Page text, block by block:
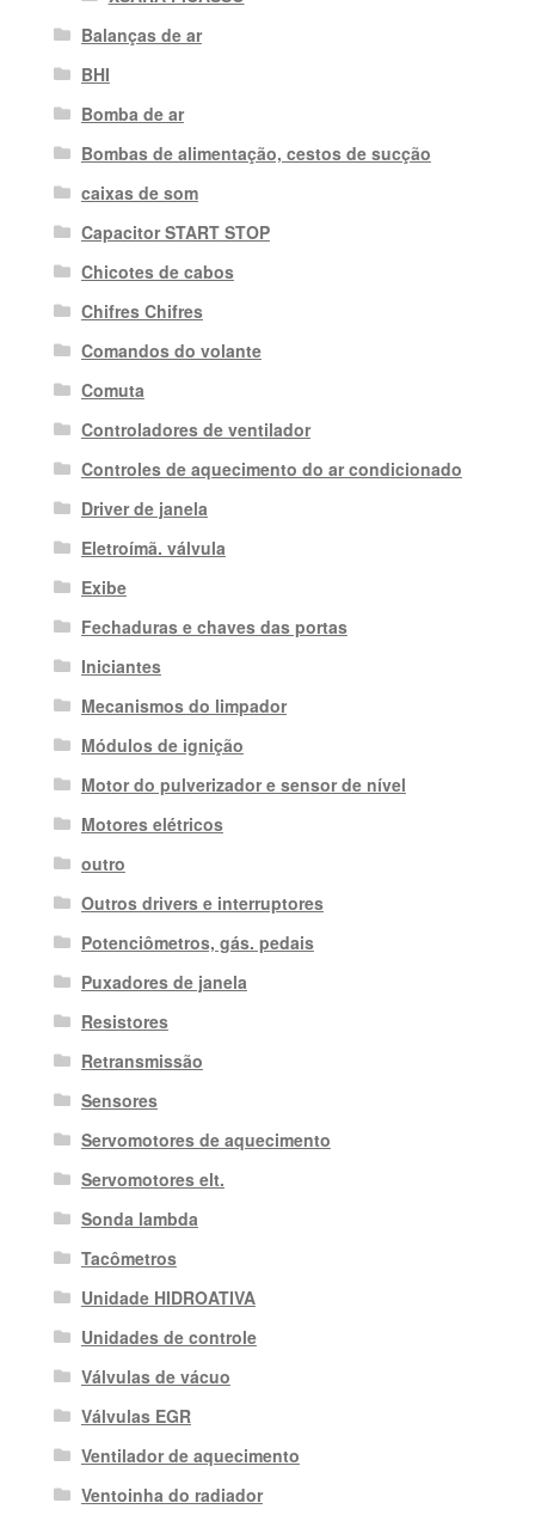
Balanças de ar
BHI
Bomba de ar
Bombas de alimentação, cestos de sucção
caixas de som
Capacitor START STOP
Chicotes de cabos
Chifres Chifres
Comandos do volante
Comuta
Controladores de ventilador
Controles de aquecimento do ar condicionado
Driver de janela
Eletroímã. válvula
Exibe
Fechaduras e chaves das portas
Iniciantes
Mecanismos do limpador
Módulos de ignição
Motor do pulverizador e sensor de nível
Motores elétricos
outro
Outros drivers e interruptores
Potenciômetros, gás. pedais
Puxadores de janela
Resistores
Retransmissão
Sensores
Servomotores de aquecimento
Servomotores elt.
Sonda lambda
Tacômetros
Unidade HIDROATIVA
Unidades de controle
Válvulas de vácuo
Válvulas EGR
Ventilador de aquecimento
Ventoinha do radiador